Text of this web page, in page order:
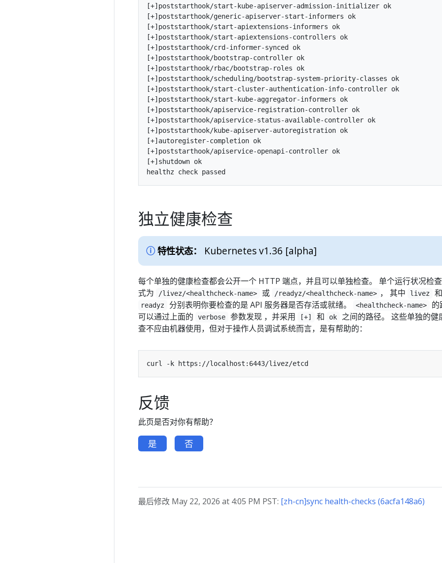
[+]poststarthook/start-kube-apiserver-admission-initializer ok
[+]poststarthook/generic-apiserver-start-informers ok
[+]poststarthook/start-apiextensions-informers ok
[+]poststarthook/start-apiextensions-controllers ok
[+]poststarthook/crd-informer-synced ok
[+]poststarthook/bootstrap-controller ok
[+]poststarthook/rbac/bootstrap-roles ok
[+]poststarthook/scheduling/bootstrap-system-priority-classes ok
[+]poststarthook/start-cluster-authentication-info-controller ok
[+]poststarthook/start-kube-aggregator-informers ok
[+]poststarthook/apiservice-registration-controller ok
[+]poststarthook/apiservice-status-available-controller ok
[+]poststarthook/kube-apiserver-autoregistration ok
[+]autoregister-completion ok
[+]poststarthook/apiservice-openapi-controller ok
[+]shutdown ok
独立健康检查
特性状态： Kubernetes v1.36 [alpha]
每个单独的健康检查都会公开一个 HTTP 端点，并且可以单独检查。 单个运行状况检
式为
/livez/<healthcheck-name> 或 /readyz/<healthcheck-name> ， 其中 livez 和
readyz 分别表明你要检查的是 API 服务器是否存活或就绪。 <healthcheck-name>
的
可以通过上面的
verbose 参数发现 ，并采用 [+] 和 ok
之间的路径。 这些单独的健
查不应由机器使用，但对于操作人员调试系统而言，是有帮助的：
反馈
此页是否对你有帮助？
是 否
最后修改 May 22, 2026 at 4:05 PM PST: [zh-cn]sync health-checks (6acfa148a6)